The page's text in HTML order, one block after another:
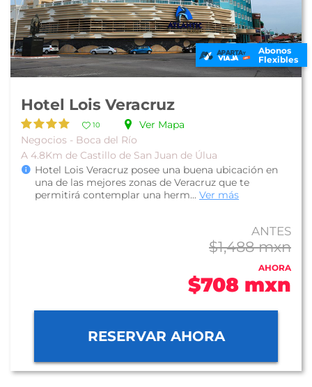
Abonos
Flexibles
Hotel Lois Veracruz
10
Ver Mapa
Negocios - Boca del Río
A 4.8Km de Castillo de San Juan de Úlua
Hotel Lois Veracruz posee una buena ubicación en
una de las mejores zonas de Veracruz que te
permitirá contemplar una herm... Ver más
ANTES
$1,488 mxn
AHORA
$708 mxn
RESERVAR AHORA